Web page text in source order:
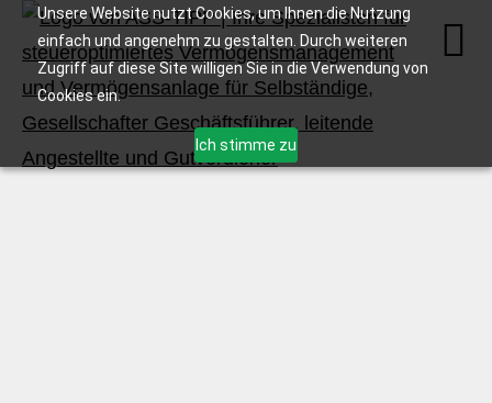
Unsere Website nutzt Cookies, um Ihnen die Nutzung
einfach und angenehm zu gestalten. Durch weiteren
Zugriff auf diese Site willigen Sie in die Verwendung von
Cookies ein.
Ich stimme zu